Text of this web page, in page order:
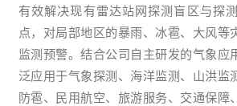
有效解决现有雷达站网探测盲区与探
点，对局部地区的暴雨、冰雹、大风等
监测预警。结合公司自主研发的气象应
泛应用于气象探测、海洋监测、山洪监
防雹、民用航空、旅游服务、交通保障